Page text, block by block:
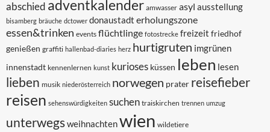
abschied adventkalender amwasser asyl ausstellung
bisamberg bräuche dctower donaustadt erholungszone
essen&trinken events flüchtlinge fotostrecke freizeit friedhof
genießen graffiti hallenbad-diaries herz hurtigruten imgrünen
innenstadt kennenlernen kunst kurioses küssen leben lesen
lieben musik niederösterreich norwegen prater reisefieber
reisen sehenswürdigkeiten suchen traiskirchen trennen umzug
unterwegsweihnachtenwien wildetiere